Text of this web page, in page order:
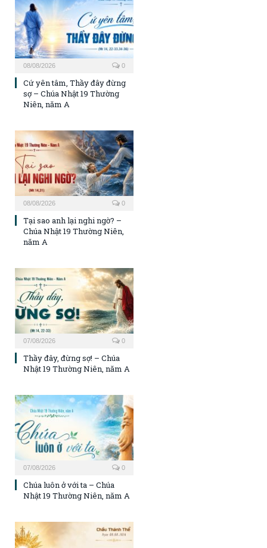
08/08/2026 0
Cứ yên tâm, Thầy đây đừng
sợ – Chúa Nhật 19 Thường
Niên, năm A
08/08/2026 0
Tại sao anh lại nghi ngờ? –
Chúa Nhật 19 Thường Niên,
năm A
07/08/2026 0
Thầy đây, đừng sợ! – Chúa
Nhật 19 Thường Niên, năm A
07/08/2026 0
Chúa luôn ở với ta – Chúa
Nhật 19 Thường Niên, năm A